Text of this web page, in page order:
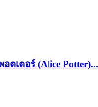
เตอร์ (Alice Potter)...